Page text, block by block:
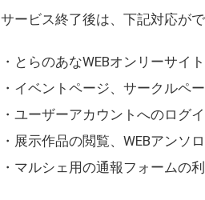
サービス終了後は、下記対応がで
・とらのあなWEBオンリーサイ
・イベントページ、サークルペ
・ユーザーアカウントへのログ
・展示作品の閲覧、WEBアンソ
・マルシェ用の通報フォームの